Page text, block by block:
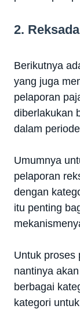
2.
Berikutnya
yang juga
pelaporan
diberlakukan
dalam
Umumnya
pelaporan
dengan
itu penting
Untuk proses
nantinya
berbagai
kategori